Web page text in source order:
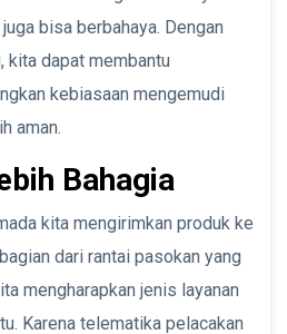
bisa berbahaya. Dengan
kita dapat membantu
kebiasaan mengemudi
aman.
Bahagia
kita mengirimkan produk ke
dari rantai pasokan yang
mengharapkan jenis layanan
Karena telematika pelacakan